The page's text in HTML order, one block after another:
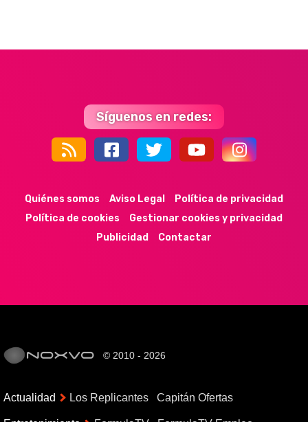
Síguenos en redes:
Quiénes somos Aviso Legal
Política de privacidad
Política de cookies
Gestionar cookies y privacidad
Publicidad
Contactar
© 2010 - 2026
Actualidad Los Replicantes Capitán Ofertas